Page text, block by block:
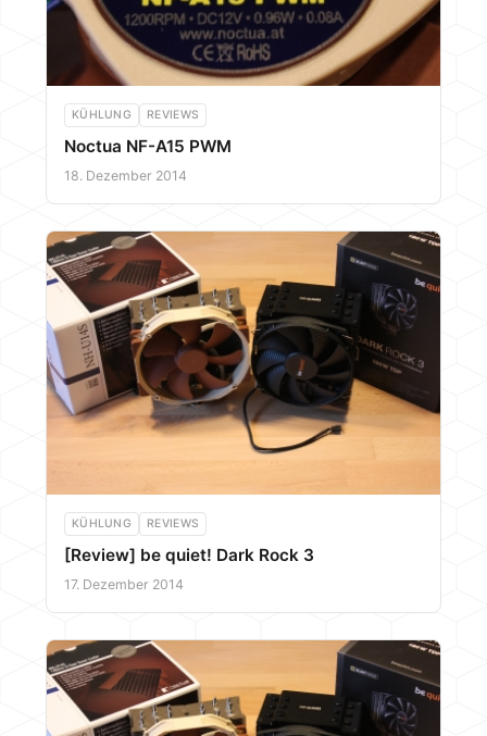
KÜHLUNG REVIEWS
Noctua NF-A15 PWM
18. Dezember 2014
KÜHLUNG REVIEWS
[Review] be quiet! Dark Rock 3
17. Dezember 2014